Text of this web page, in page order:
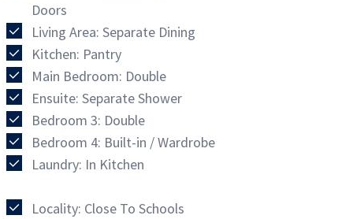
Doors
Living Area: Separate Dining
Kitchen: Pantry
Main Bedroom: Double
Ensuite: Separate Shower
Bedroom 3: Double
Bedroom 4: Built-in / Wardrobe
Laundry: In Kitchen
Locality: Close To Schools